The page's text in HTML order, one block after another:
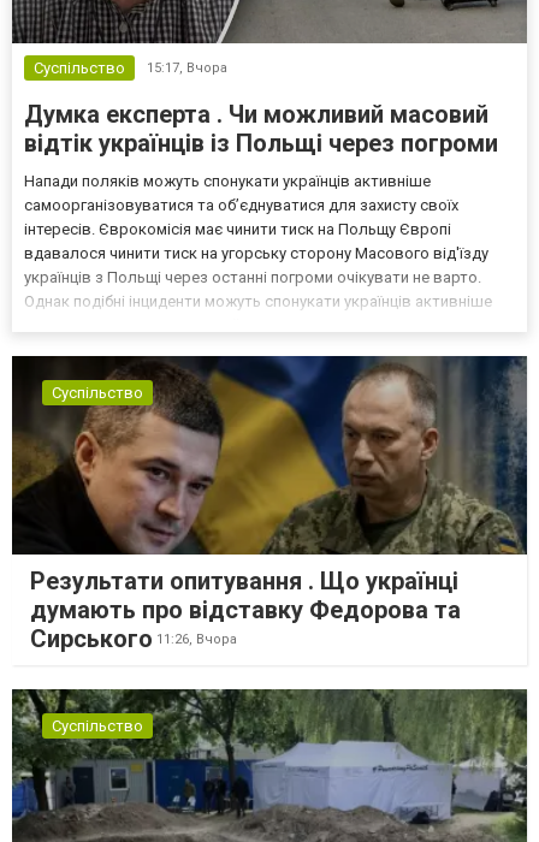
Суспільство 15:17, Вчора
Думка експерта . Чи можливий масовий
відтік українців із Польщі через погроми
Напади поляків можуть спонукати українців активніше
самоорганізовуватися та об’єднуватися для захисту своїх
інтересів. Єврокомісія має чинити тиск на Польщу Європі
вдавалося чинити тиск на угорську сторону Масового від'їзду
українців з Польщі через останні погроми очікувати не варто.
Однак подібні інциденти можуть спонукати українців активніше
Суспільство
Результати опитування . Що українці
думають про відставку Федорова та
Сирського 11:26, Вчора
Суспільство